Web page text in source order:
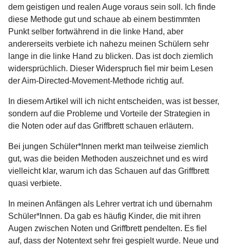
dem geistigen und realen Auge voraus sein soll. Ich finde
diese Methode gut und schaue ab einem bestimmten
Punkt selber fortwährend in die linke Hand, aber
andererseits verbiete ich nahezu meinen Schülern sehr
lange in die linke Hand zu blicken. Das ist doch ziemlich
widersprüchlich. Dieser Widerspruch fiel mir beim Lesen
der Aim-Directed-Movement-Methode richtig auf.
In diesem Artikel will ich nicht entscheiden, was ist besser,
sondern auf die Probleme und Vorteile der Strategien in
die Noten oder auf das Griffbrett schauen erläutern.
Bei jungen Schüler*Innen merkt man teilweise ziemlich
gut, was die beiden Methoden auszeichnet und es wird
vielleicht klar, warum ich das Schauen auf das Griffbrett
quasi verbiete.
In meinen Anfängen als Lehrer vertrat ich und übernahm
Schüler*Innen. Da gab es häufig Kinder, die mit ihren
Augen zwischen Noten und Griffbrett pendelten. Es fiel
auf, dass der Notentext sehr frei gespielt wurde. Neue und